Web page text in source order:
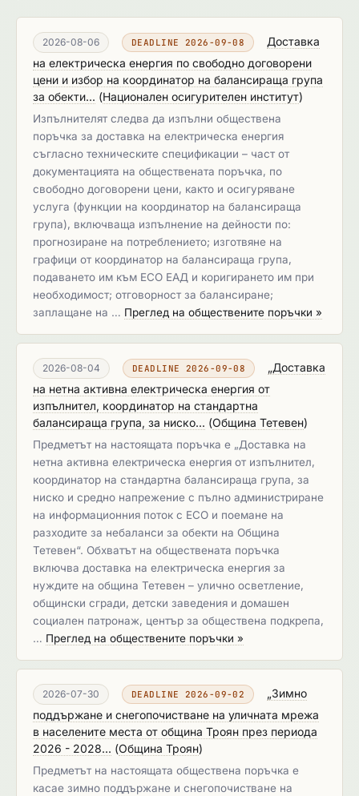
2026-08-06 DEADLINE 2026-09-08
Доставка
на електрическа енергия по свободно договорени
цени и избор на координатор на балансираща група
за обекти... (Национален осигурителен институт)
Изпълнителят следва да изпълни обществена
поръчка за доставка на електрическа енергия
съгласно техническите спецификации – част от
документацията на обществената поръчка, по
свободно договорени цени, както и осигуряване
услуга (функции на координатор на балансираща
група), включваща изпълнение на дейности по:
прогнозиране на потреблението; изготвяне на
графици от координатор на балансираща група,
подаването им към ЕСО ЕАД и коригирането им при
необходимост; отговорност за балансиране;
заплащане на … Преглед на обществените поръчки »
2026-08-04 DEADLINE 2026-09-08
„Доставка
на нетна активна електрическа енергия от
изпълнител, координатор на стандартна
балансираща група, за ниско... (Община Тетевен)
Предметът на настоящата поръчка е „Доставка на
нетна активна електрическа енергия от изпълнител,
координатор на стандартна балансираща група, за
ниско и средно напрежение с пълно администриране
на информационния поток с ЕСО и поемане на
разходите за небаланси за обекти на Община
Тетевен“. Обхватът на обществената поръчка
включва доставка на електрическа енергия за
нуждите на община Тетевен – улично осветление,
общински сгради, детски заведения и домашен
социален патронаж, център за обществена подкрепа,
… Преглед на обществените поръчки »
2026-07-30 DEADLINE 2026-09-02
„Зимно
поддържане и снегопочистване на уличната мрежа
в населените места от община Троян през периода
2026 - 2028... (Община Троян)
Предметът на настоящата обществена поръчка е
касае зимно поддържане и снегопочистване на